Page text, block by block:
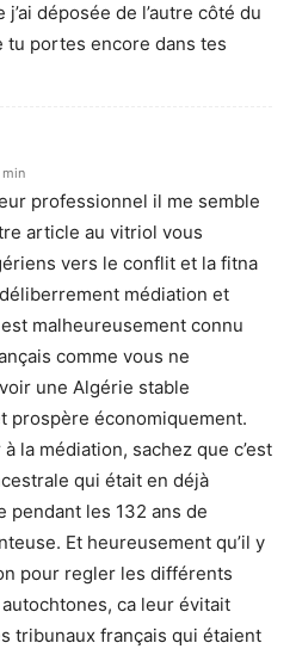
déposée de l’autre côté du
tu portes encore dans tes
min
professionnel il me semble
article au vitriol vous
vers le conflit et la fitna
médiation et
malheureusement connu
comme vous ne
une Algérie stable
prospère économiquement.
la médiation, sachez que c’est
qui était en déjà
pendant les 132 ans de
Et heureusement qu’il y
pour regler les différents
ca leur évitait
tribunaux français qui étaient